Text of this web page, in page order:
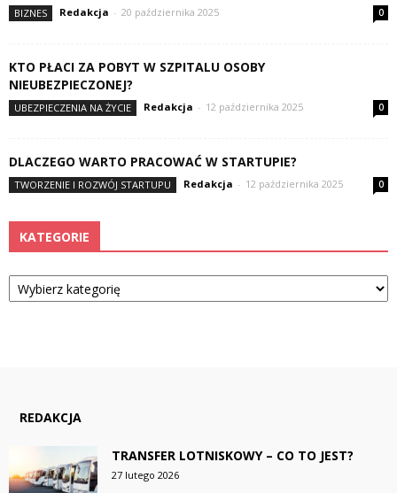
BIZNES Redakcja - 20 października 2025 0
KTO PŁACI ZA POBYT W SZPITALU OSOBY
NIEUBEZPIECZONEJ?
UBEZPIECZENIA NA ŻYCIE Redakcja - 12 października 2025 0
DLACZEGO WARTO PRACOWAĆ W STARTUPIE?
TWORZENIE I ROZWÓJ STARTUPU Redakcja - 12 października 2025 0
KATEGORIE
Kategorie
REDAKCJA
TRANSFER LOTNISKOWY – CO TO JEST?
27 lutego 2026